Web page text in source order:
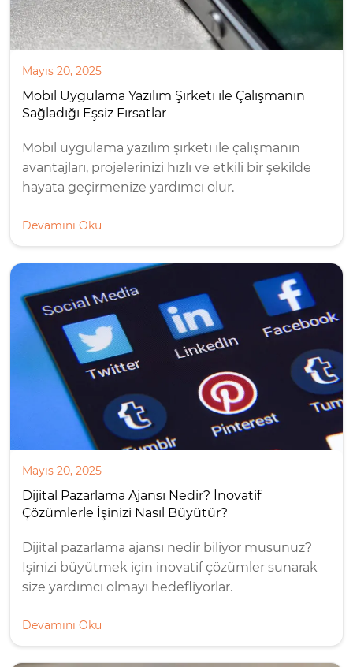
Mayıs 20, 2025
Mobil Uygulama Yazılım Şirketi ile Çalışmanın
Sağladığı Eşsiz Fırsatlar
Mobil uygulama yazılım şirketi ile çalışmanın
avantajları, projelerinizi hızlı ve etkili bir şekilde
hayata geçirmenize yardımcı olur.
Devamını Oku
Mayıs 20, 2025
Dijital Pazarlama Ajansı Nedir? İnovatif
Çözümlerle İşinizi Nasıl Büyütür?
Dijital pazarlama ajansı nedir biliyor musunuz?
İşinizi büyütmek için inovatif çözümler sunarak
size yardımcı olmayı hedefliyorlar.
Devamını Oku